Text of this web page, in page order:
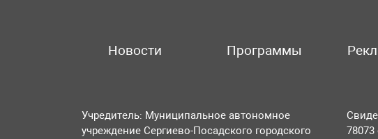
Новости Программы
Учредитель: Муниципальное автономное
учреждение Сергиево-Посадского городского
78073